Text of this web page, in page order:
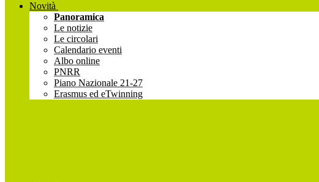
Novità
Panoramica
Le notizie
Le circolari
Calendario eventi
Albo online
PNRR
Piano Nazionale 21-27
Erasmus ed eTwinning